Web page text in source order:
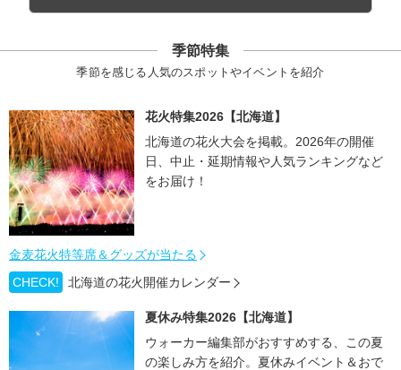
季節特集
季節を感じる人気のスポットやイベントを紹介
花火特集2026【北海道】
北海道の花火大会を掲載。2026年の開催
日、中止・延期情報や人気ランキングなど
をお届け！
金麦花火特等席＆グッズが当たる
CHECK!
北海道の花火開催カレンダー
夏休み特集2026【北海道】
ウォーカー編集部がおすすめする、この夏
の楽しみ方を紹介。夏休みイベント＆おで